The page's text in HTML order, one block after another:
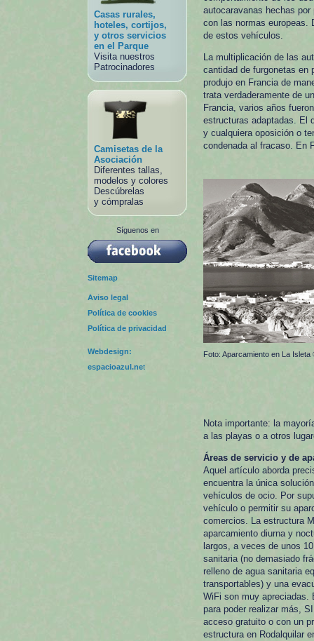
Casas rurales,
hoteles, cortijos,
y otros servicios
en el Parque
Visita nuestros
Patrocinadores
Camisetas de la
Asociación
Diferentes tallas,
modelos y colores
Descúbrelas
y cómpralas
Síguenos en
Sitemap
Aviso legal
Política de cookies
Política de privacidad
Webdesign:
espacioazul.net
autocaravanas hechas
con las normas europeas.
de estos vehículos.
La multiplicación de las
cantidad de furgonetas en
produjo en Francia de
trata verdaderamente de
Francia, varios años
estructuras adaptadas. El
y cualquiera oposición o
condenada al fracaso. En
Foto: Aparcamiento en La Isleta
Nota importante: la
a las playas o a otros
Áreas de servicio y de
Aquel artículo aborda
encuentra la única
vehículos de ocio. Por
vehículo o permitir su
comercios. La estructura
aparcamiento diurna y
largos, a veces de unos
sanitaria (no demasiado
relleno de agua sanitaria
transportables) y una
WiFi son muy apreciadas.
para poder realizar más,
acceso gratuito o con un
estructura en Rodalquilar